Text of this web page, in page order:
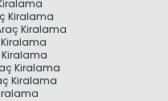
Kiralama
Kiralama
Kiralama
Kiralama